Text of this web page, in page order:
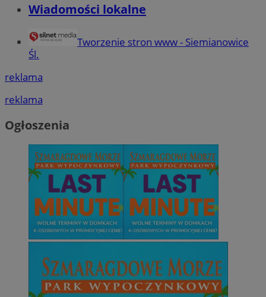
Wiadomości lokalne
Tworzenie stron www - Siemianowice
Śl.
reklama
reklama
Ogłoszenia